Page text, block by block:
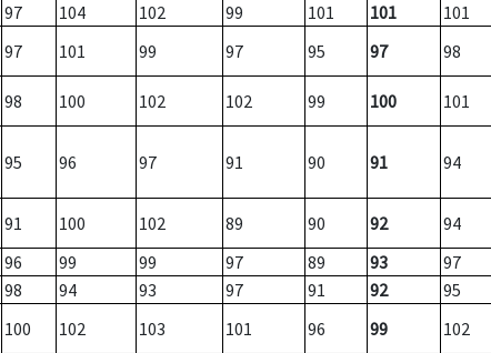
97 104 102 99 101 101
101
97 101 99 97 95 97 98
98 100 102 102 99 100 101
95 96 97 91 90 91 94
91 100 102 89 90 92
94
96 99 99 97 89 93
97
98 94 93 97 91 92
95
100 102 103 101 96 99
102